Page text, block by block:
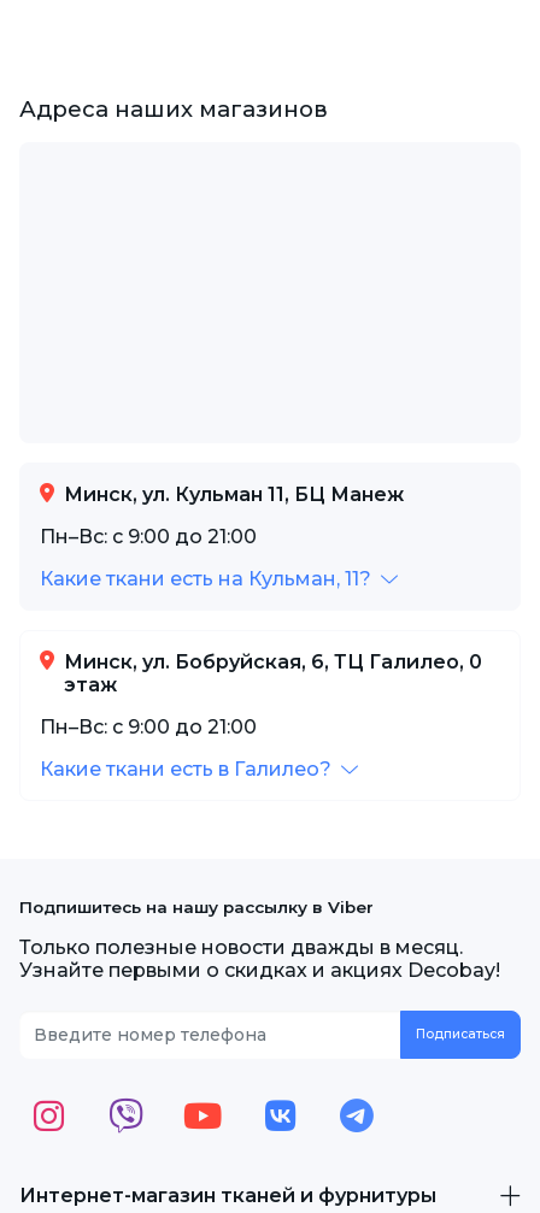
Адреса наших магазинов
Минск, ул. Кульман 11, БЦ Манеж
Пн–Вс: с 9:00 до 21:00
Какие ткани есть на Кульман, 11?
Минск, ул. Бобруйская, 6, ТЦ Галилео, 0
этаж
Пн–Вс: с 9:00 до 21:00
Какие ткани есть в Галилео?
Интернет-магазин тканей и фурнитуры
Подпишитесь на нашу рассылку в Viber
Только полезные новости дважды в месяц.
Узнайте первыми о скидках и акциях Decobay!